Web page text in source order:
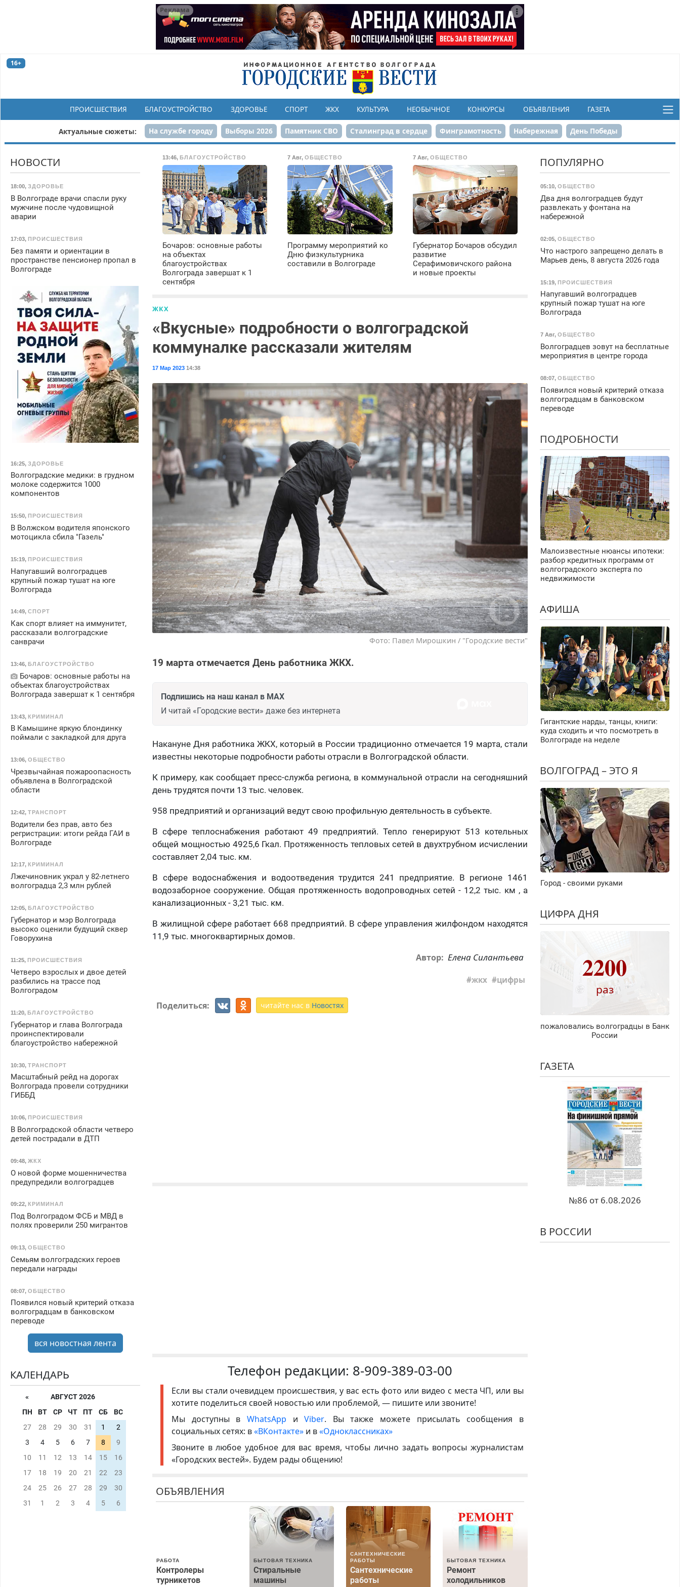
Реклама
16+
ПРОИСШЕСТВИЯ БЛАГОУСТРОЙСТВО ЗДОРОВЬЕ СПОРТ ЖКХ КУЛЬТУРА НЕОБЫЧНОЕ КОНКУРСЫ ОБЪЯВЛЕНИЯ ГАЗЕТА
Актуальные сюжеты: На службе городу Выборы 2026 Памятник СВО Сталинград в сердце Финграмотность Набережная День Победы
Реконструкция ЦПКиО 80-летие Победы Парк Героев-летчиков
13:46, БЛАГОУСТРОЙСТВО
Бочаров: основные работы
на объектах
благоустройствах
Волгограда завершат к 1
сентября
7 Авг,ОБЩЕСТВО
Программу мероприятий ко
Дню физкультурника
составили в Волгограде
7 Авг, ОБЩЕСТВО
Губернатор Бочаров обсудил
развитие
Серафимовичского района
и новые проекты
ЖКХ
«Вкусные» подробности о волгоградской
коммуналке рассказали жителям
17 Мар 2023 14:38
Фото: Павел Мирошкин / "Городские вести"
19 марта отмечается День работника ЖКХ.
Подпишись на наш канал в MAX
И читай «Городские вести» даже без интернета
Накануне Дня работника ЖКХ, который в России традиционно отмечается 19 марта, стали
известны некоторые подробности работы отрасли в Волгоградской области.
К примеру, как сообщает пресс-служба региона, в коммунальной отрасли на сегодняшний
день трудятся почти 13 тыс. человек.
958 предприятий и организаций ведут свою профильную деятельность в субъекте.
В сфере теплоснабжения работают 49 предприятий. Тепло генерируют 513 котельных
общей мощностью 4925,6 Гкал. Протяженность тепловых сетей в двухтрубном исчислении
составляет 2,04 тыс. км.
В сфере водоснабжения и водоотведения трудится 241 предприятие. В регионе 1461
водозаборное сооружение. Общая протяженность водопроводных сетей - 12,2 тыс. км , а
канализационных - 3,21 тыс. км.
В жилищной сфере работает 668 предприятий. В сфере управления жилфондом находятся
11,9 тыс. многоквартирных домов.
Автор: Елена Силантьева
жкх цифры
Поделиться: читайте нас в Новостях
Телефон редакции: 8-909-389-03-00
Если вы стали очевидцем происшествия, у вас есть фото или видео с места ЧП, или вы
хотите поделиться своей новостью или проблемой, — пишите или звоните!
Мы доступны в WhatsApp иViber. Вы также можете присылать сообщения в
социальных сетях: в«ВКонтакте» и в«Одноклассниках»
Звоните в любое удобное для вас время, чтобы лично задать вопросы журналистам
«Городских вестей». Будем рады общению!
ОБЪЯВЛЕНИЯ
РАБОТА
Контролеры
турникетов
БЫТОВАЯ ТЕХНИКА
Стиральные
машины
САНТЕХНИЧЕСКИЕ
РАБОТЫ
Сантехнические
работы
БЫТОВАЯ ТЕХНИКА
Ремонт
холодильников
НОВОСТИ
18:00, ЗДОРОВЬЕ
В Волгограде врачи спасли руку
мужчине после чудовищной
аварии
17:03, ПРОИСШЕСТВИЯ
Без памяти и ориентации в
пространстве пенсионер пропал в
Волгограде
16:25, ЗДОРОВЬЕ
Волгоградские медики: в грудном
молоке содержится 1000
компонентов
15:50, ПРОИСШЕСТВИЯ
В Волжском водителя японского
мотоцикла сбила "Газель"
15:19, ПРОИСШЕСТВИЯ
Напугавший волгоградцев
крупный пожар тушат на юге
Волгограда
14:49, СПОРТ
Как спорт влияет на иммунитет,
рассказали волгоградские
санврачи
13:46, БЛАГОУСТРОЙСТВО
Бочаров: основные работы на
объектах благоустройствах
Волгограда завершат к 1 сентября
13:43, КРИМИНАЛ
В Камышине яркую блондинку
поймали с закладкой для друга
13:06, ОБЩЕСТВО
Чрезвычайная пожароопасность
объявлена в Волгоградской
области
12:42, ТРАНСПОРТ
Водители без прав, авто без
регристрации: итоги рейда ГАИ в
Волгограде
12:17, КРИМИНАЛ
Лжечиновник украл у 82-летнего
волгоградца 2,3 млн рублей
12:05, БЛАГОУСТРОЙСТВО
Губернатор и мэр Волгограда
высоко оценили будущий сквер
Говорухина
11:25, ПРОИСШЕСТВИЯ
Четверо взрослых и двое детей
разбились на трассе под
Волгоградом
11:20, БЛАГОУСТРОЙСТВО
Губернатор и глава Волгограда
проинспектировали
благоустройство набережной
10:30, ТРАНСПОРТ
Масштабный рейд на дорогах
Волгограда провели сотрудники
ГИББД
10:06, ПРОИСШЕСТВИЯ
В Волгоградской области четверо
детей пострадали в ДТП
09:48, ЖКХ
О новой форме мошенничества
предупредили волгоградцев
09:22, КРИМИНАЛ
Под Волгоградом ФСБ и МВД в
полях проверили 250 мигрантов
09:13, ОБЩЕСТВО
Семьям волгоградских героев
передали награды
08:07, ОБЩЕСТВО
Появился новый критерий отказа
волгоградцам в банковском
переводе
вся новостная лента
КАЛЕНДАРЬ
«
АВГУСТ 2026
ПН
ВТ СР ЧТ ПТ СБ
ВС
27
28 29 30 31 1
2
3
4 5 6 7 8
9
10
11 12 13 14 15
16
17
18 19 20 21 22
23
24
25 26 27 28 29
30
31
1 2 3 4 5 6
ПОПУЛЯРНО
05:10, ОБЩЕСТВО
Два дня волгоградцев будут
развлекать у фонтана на
набережной
02:05, ОБЩЕСТВО
Что настрого запрещено делать в
Марьев день, 8 августа 2026 года
15:19, ПРОИСШЕСТВИЯ
Напугавший волгоградцев
крупный пожар тушат на юге
Волгограда
7 Авг, ОБЩЕСТВО
Волгоградцев зовут на бесплатные
мероприятия в центре города
08:07, ОБЩЕСТВО
Появился новый критерий отказа
волгоградцам в банковском
переводе
ПОДРОБНОСТИ
Малоизвестные нюансы ипотеки:
разбор кредитных программ от
волгоградского эксперта по
недвижимости
АФИША
Гигантские нарды, танцы, книги:
куда сходить и что посмотреть в
Волгограде на неделе
ВОЛГОГРАД – ЭТО Я
Город - своими руками
ЦИФРА ДНЯ
2200
раз
пожаловались волгоградцы в Банк
России
ГАЗЕТА
№86 от 6.08.2026
В РОССИИ